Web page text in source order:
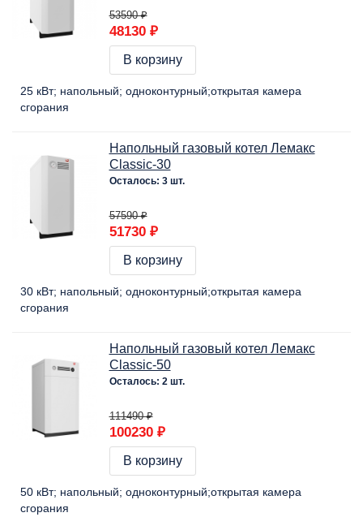
53590 ₽
48130 ₽
В корзину
25 кВт напольный одноконтурный открытая камера
сгорания
Напольный газовый котел Лемакс
Classic-30
Осталось: 3 шт.
57590 ₽
51730 ₽
В корзину
30 кВт напольный одноконтурный открытая камера
сгорания
Напольный газовый котел Лемакс
Classic-50
Осталось: 2 шт.
111490 ₽
100230 ₽
В корзину
50 кВт напольный одноконтурный открытая камера
сгорания